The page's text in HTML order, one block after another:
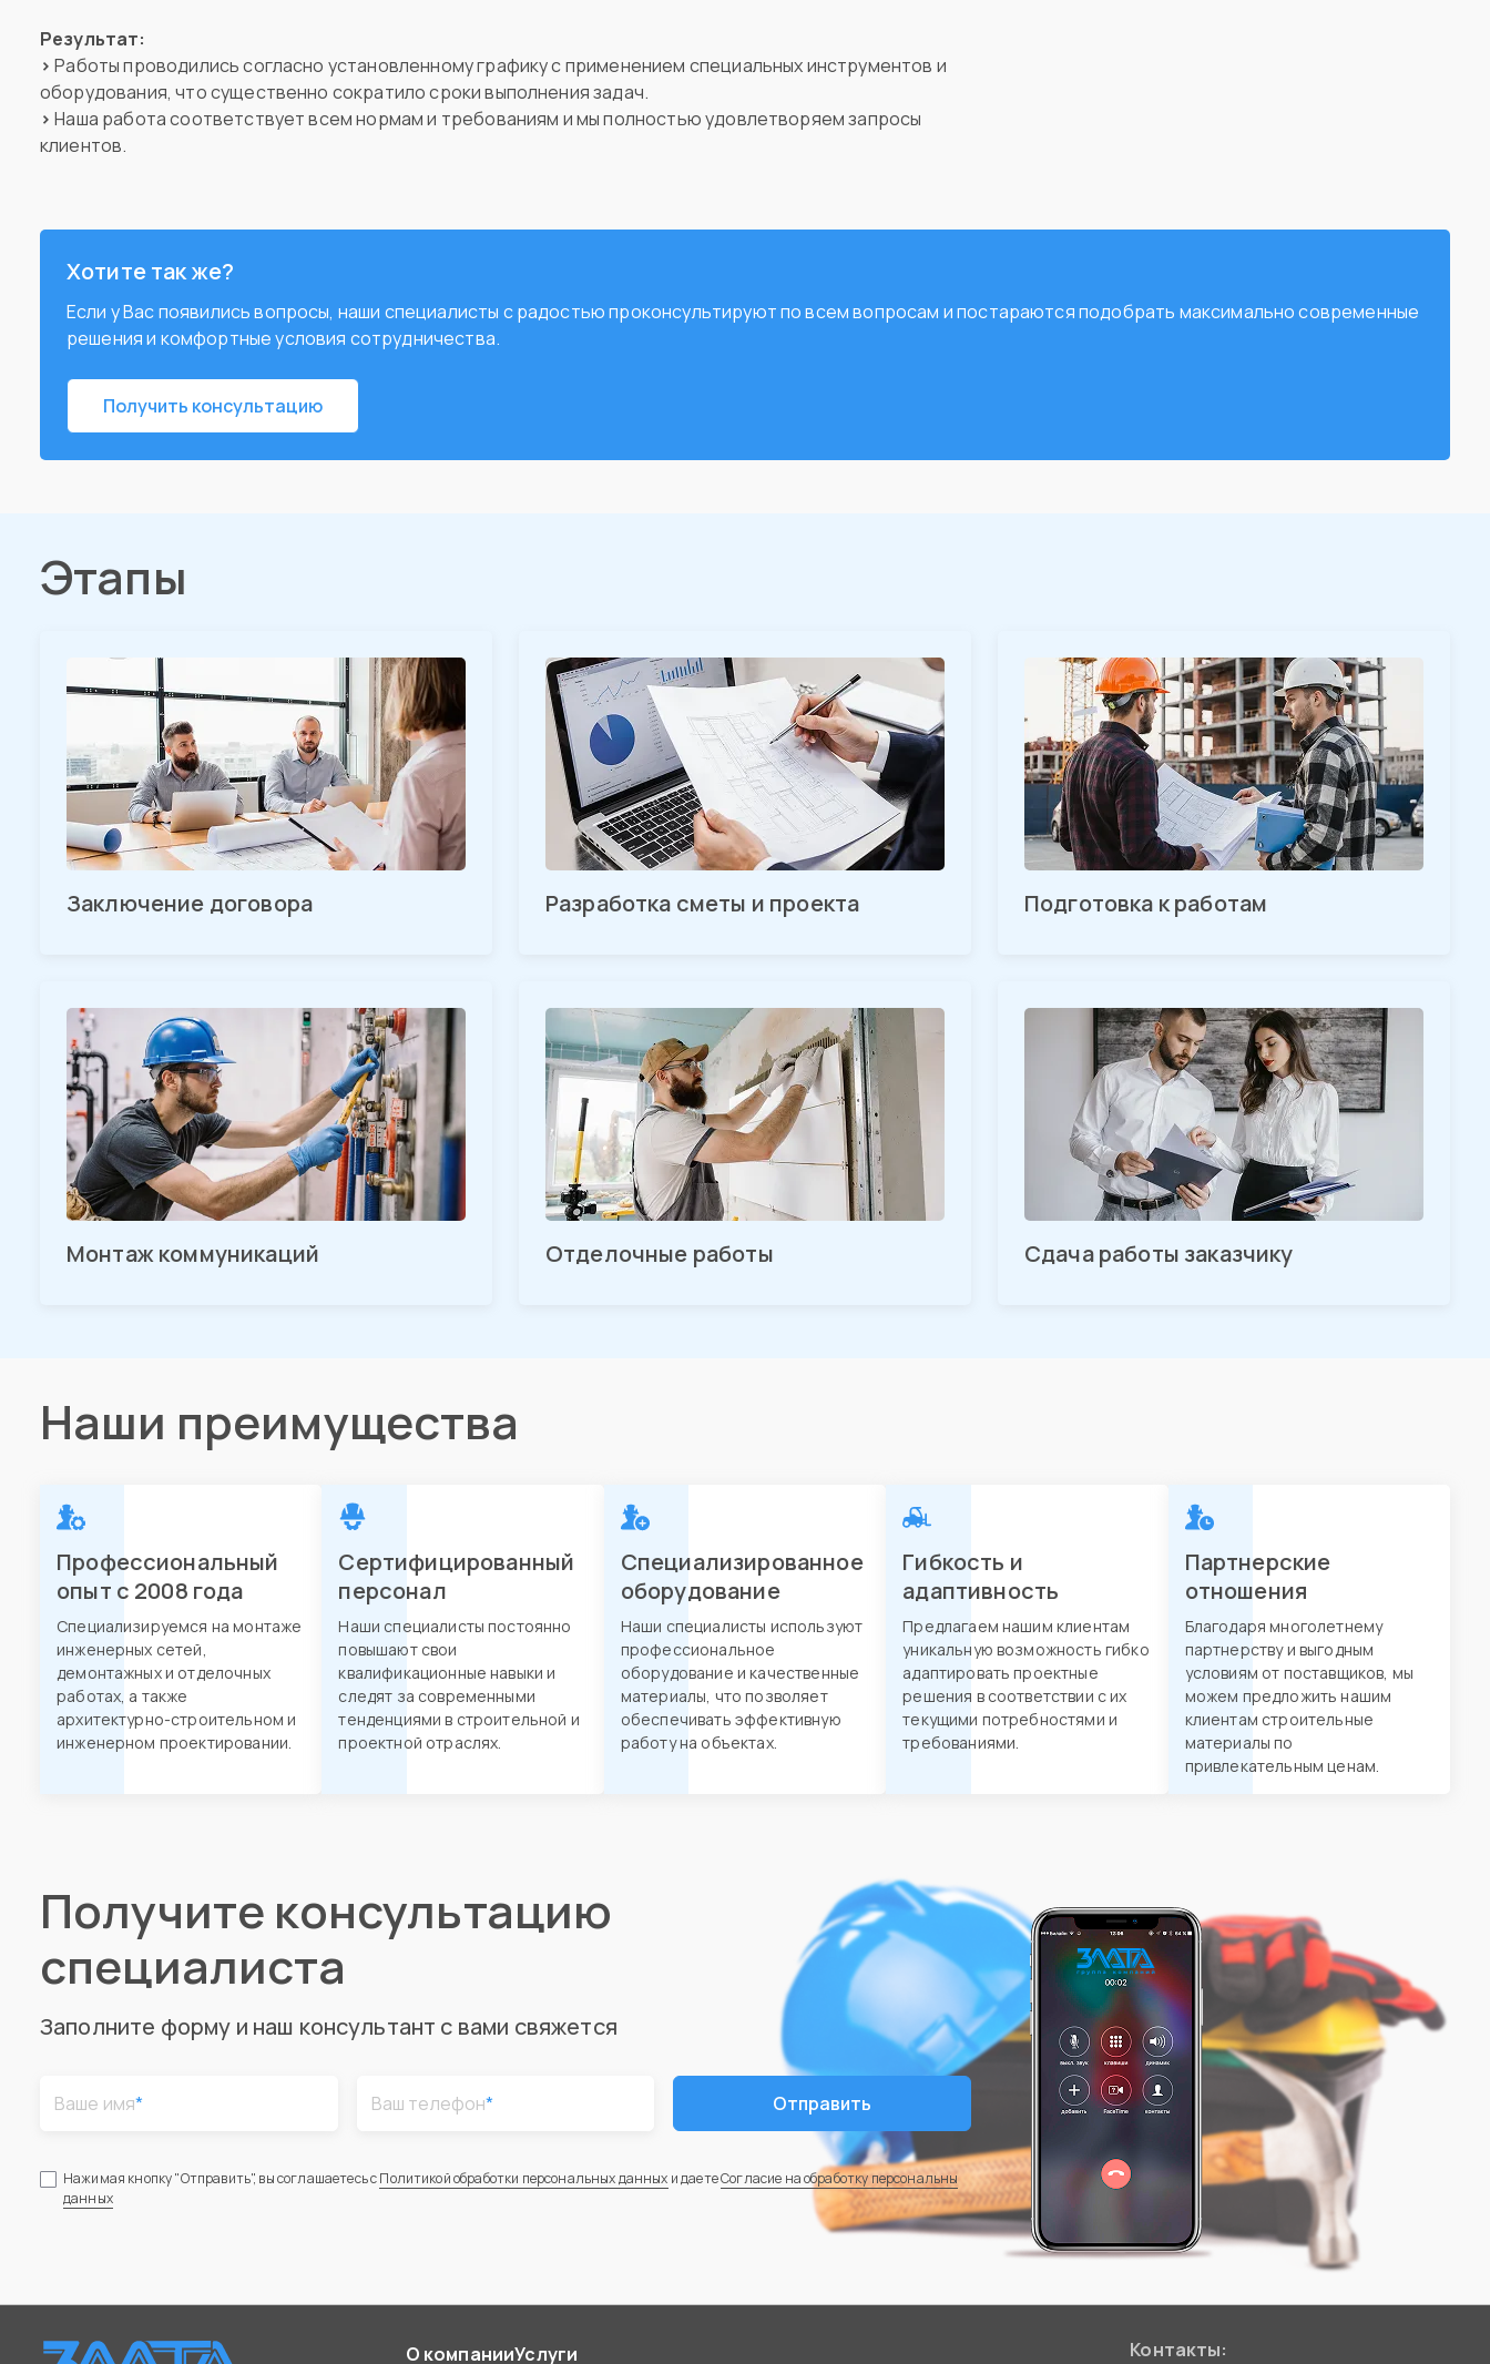
Результат:
>Работы проводились согласно установленному графику с применением специальных инструментов и
оборудования, что существенно сократило сроки выполнения задач.
>Наша работа соответствует всем нормам и требованиям и мы полностью удовлетворяем запросы
клиентов.
Хотите так же?
Если у Вас появились вопросы, наши специалисты с радостью проконсультируют по всем вопросам и постараются подобрать максимально современные
решения и комфортные условия сотрудничества.
Получить консультацию
Этапы
Заключение договора Разработка сметы и проекта Подготовка к работам
Монтаж коммуникаций Отделочные работы Сдача работы заказчику
Наши преимущества
Профессиональный
опыт с 2008 года
Специализируемся на монтаже
инженерных сетей,
демонтажных и отделочных
работах, а также
архитектурно-строительном и
инженерном проектировании.
Сертифицированный
персонал
Наши специалисты постоянно
повышают свои
квалификационные навыки и
следят за современными
тенденциями в строительной и
проектной отраслях.
Специализированное
оборудование
Наши специалисты используют
профессиональное
оборудование и качественные
материалы, что позволяет
обеспечивать эффективную
работу на объектах.
Гибкость и
адаптивность
Предлагаем нашим клиентам
уникальную возможность гибко
адаптировать проектные
решения в соответствии с их
текущими потребностями и
требованиями.
Партнерские
отношения
Благодаря многолетнему
партнерству и выгодным
условиям от поставщиков, мы
можем предложить нашим
клиентам строительные
материалы по
привлекательным ценам.
Получите консультацию
специалиста
Заполните форму и наш консультант с вами свяжется
Ваше имя* Ваш телефон* Отправить
Нажимая кнопку "Отправить", вы соглашаетесь сПолитикой обработки персональных данных и даетеСогласие на обработку персональны
данных
О компанииУслуги Контакты: